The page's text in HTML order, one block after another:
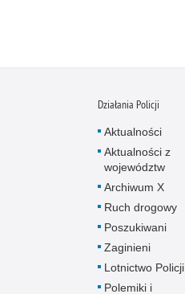
Działania Policji
Aktualności
Aktualności z
województw
Archiwum X
Ruch drogowy
Poszukiwani
Zaginieni
Lotnictwo Policji
Polemiki i